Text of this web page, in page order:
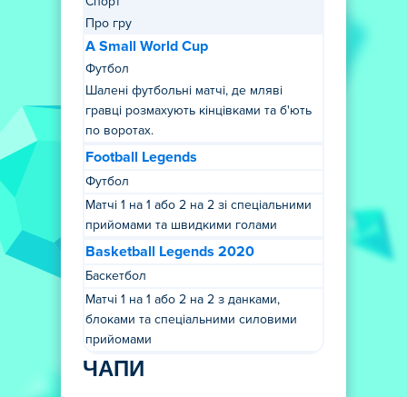
Про гру
A Small World Cup
Футбол
Шалені футбольні матчі, де мляві
гравці розмахують кінцівками та б'ють
по воротах.
Football Legends
Футбол
Матчі 1 на 1 або 2 на 2 зі спеціальними
прийомами та швидкими голами
Basketball Legends 2020
Баскетбол
Матчі 1 на 1 або 2 на 2 з данками,
блоками та спеціальними силовими
прийомами
ЧАПИ